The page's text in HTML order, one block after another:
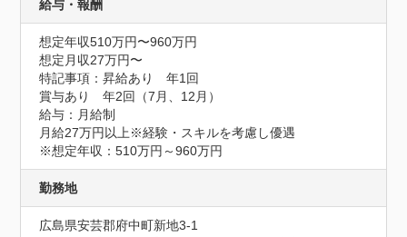
給与・報酬
想定年収510万円〜960万円
想定月収27万円〜
特記事項：昇給あり　年1回
賞与あり　年2回（7月、12月）
給与：月給制
月給27万円以上※経験・スキルを考慮し優遇
※想定年収：510万円～960万円
勤務地
広島県安芸郡府中町新地3-1